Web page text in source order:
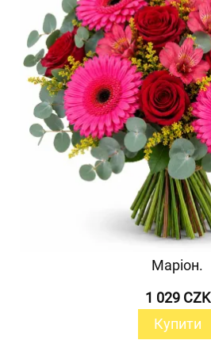
Маріон.
1 029 CZK
Купити